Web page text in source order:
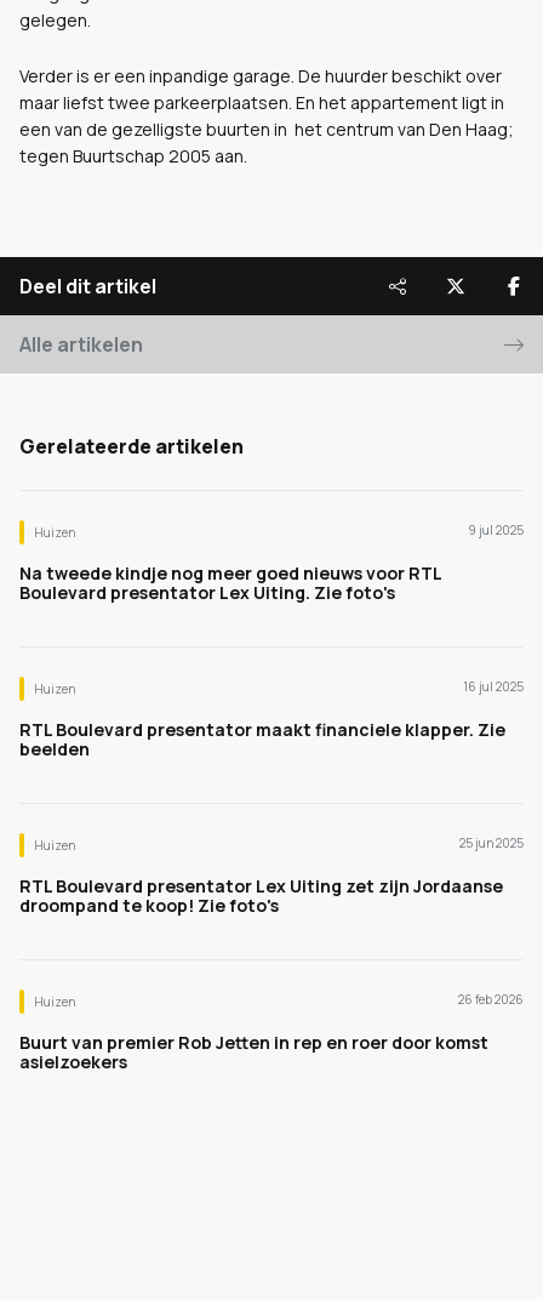
gelegen.
Verder is er een inpandige garage. De huurder beschikt over
maar liefst twee parkeerplaatsen. En het appartement ligt in
een van de gezelligste buurten in het centrum van Den Haag;
tegen Buurtschap 2005 aan.
Deel dit artikel
Alle artikelen
Gerelateerde artikelen
Huizen 9 jul 2025
Na tweede kindje nog meer goed nieuws voor RTL
Boulevard presentator Lex Uiting. Zie foto's
Huizen 16 jul 2025
RTL Boulevard presentator maakt financiele klapper. Zie
beelden
Huizen 25 jun 2025
RTL Boulevard presentator Lex Uiting zet zijn Jordaanse
droompand te koop! Zie foto's
Huizen 26 feb 2026
Buurt van premier Rob Jetten in rep en roer door komst
asielzoekers